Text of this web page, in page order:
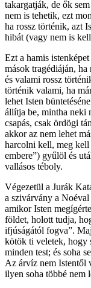
takargatják, de ők
nem is tehetik, ezt
ha rossz történik, azt
hibát (vagy nem is
Ezt a hamis
mások tragédiáján,
és valami rossz
történik valami, ha
lehet Isten
állítja be, mintha neki
csapás, csak ördögi
akkor az nem lehet
harcolni kell, meg kell
embere”) gyűlöl és
vallásos téboly.
Végezetül a Jurák
a szivárvány a Noéval
amikor Isten
földet, holott tudja,
ifjúságától fogva”.
kötök ti veletek, hogy
minden test; és soha
Az árvíz nem Istentől
ilyen soha többé nem